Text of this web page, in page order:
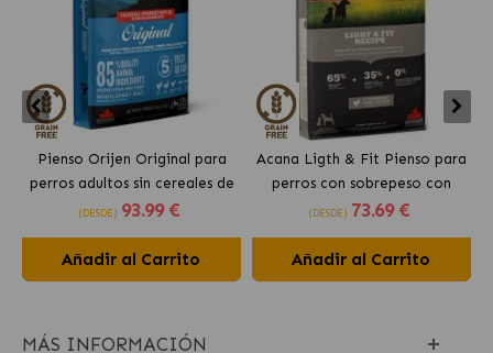
Pienso Orijen Original para
perros adultos sin cereales de
pollo
(DESDE) 93.99 €
Añadir al Carrito
Acana Ligth & Fit Pienso para
perros con sobrepeso con
pollo fresco
(DESDE) 73.69 €
Añadir al Carrito
MÁS INFORMACIÓN